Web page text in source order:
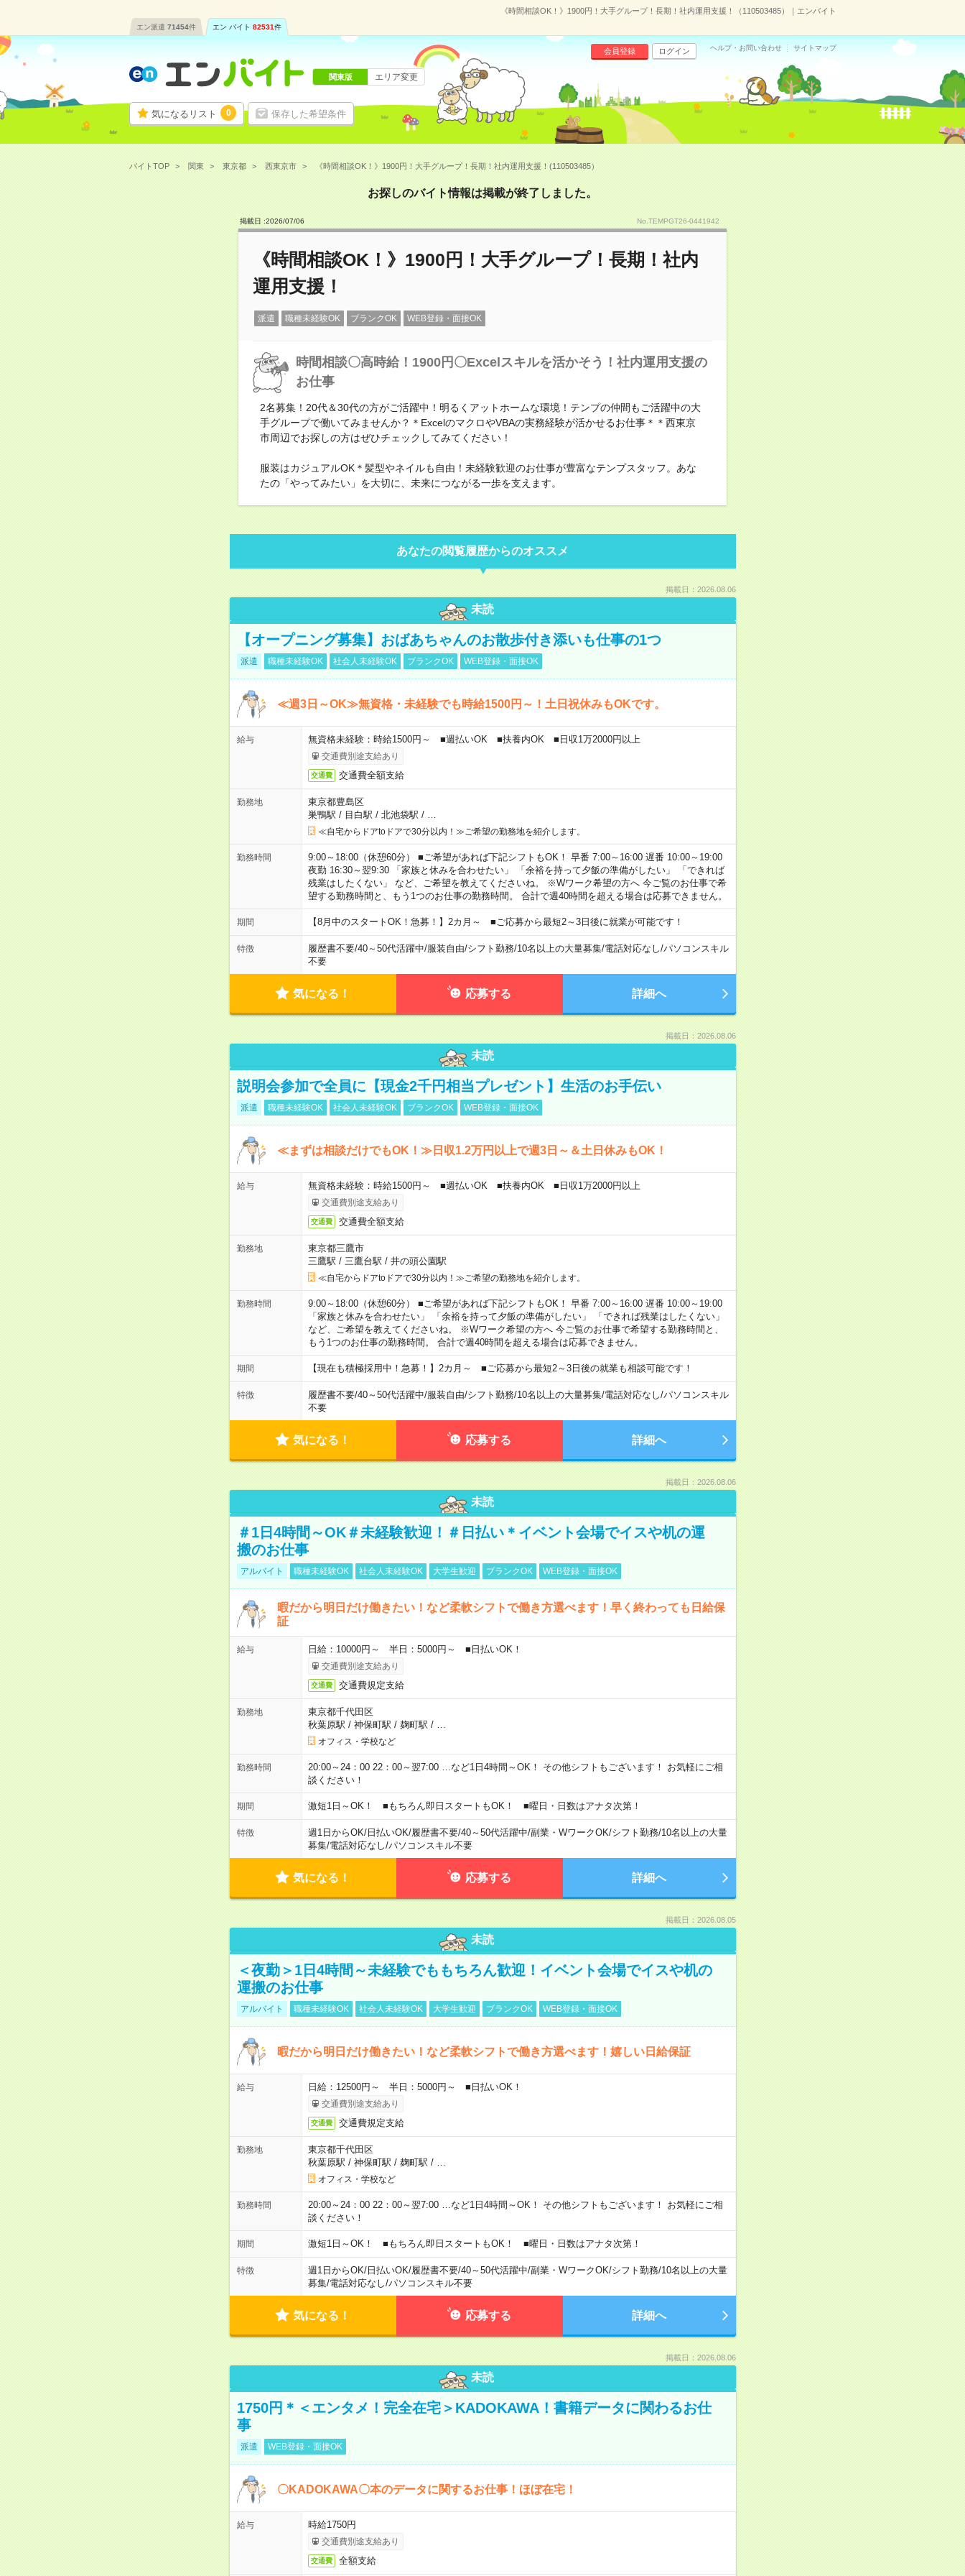
《時間相談OK！》1900円！大手グループ！長期！社内運用支援！（110503485）｜エンバイト
エン派遣 71454件 エン バイト 82531件
気になるリスト 0 保存した希望条件
会員登録 ログイン ヘルプ・お問い合わせ サイトマップ
関東版 エリア変更
バイトTOP 関東 東京都 西東京市 《時間相談OK！》1900円！大手グループ！長期！社内運用支援！(110503485）
お探しのバイト情報は掲載が終了しました。
掲載日 :2026/07/06 No.TEMPGT26-0441942
《時間相談OK！》1900円！大手グループ！長期！社内
運用支援！
派遣 職種未経験OK ブランクOK WEB登録・面接OK
時間相談〇高時給！1900円〇Excelスキルを活かそう！社内運用支援の
お仕事
2名募集！20代＆30代の方がご活躍中！明るくアットホームな環境！テンプの仲間もご活躍中の大
手グループで働いてみませんか？＊ExcelのマクロやVBAの実務経験が活かせるお仕事＊＊西東京
市周辺でお探しの方はぜひチェックしてみてください！
服装はカジュアルOK＊髪型やネイルも自由！未経験歓迎のお仕事が豊富なテンプスタッフ。あな
たの「やってみたい」を大切に、未来につながる一歩を支えます。
あなたの閲覧履歴からのオススメ
掲載日：2026.08.06
未読
【オープニング募集】おばあちゃんのお散歩付き添いも仕事の1つ
派遣 職種未経験OK 社会人未経験OK ブランクOK WEB登録・面接OK
≪週3日～OK≫無資格・未経験でも時給1500円～！土日祝休みもOKです。
給与 無資格未経験：時給1500円～ ■週払いOK ■扶養内OK ■日収1万2000円以上
交通費別途支給あり
交通費 交通費全額支給
勤務地
東京都豊島区
巣鴨駅 / 目白駅 / 北池袋駅 /
≪自宅からドアtoドアで30分以内！≫ご希望の勤務地を紹介します。
勤務時間
9:00～18:00（休憩60分） ■ご希望があれば下記シフトもOK！ 早番 7:00～16:00 遅番 10:00～19:00
夜勤 16:30～翌9:30 「家族と休みを合わせたい」 「余裕を持って夕飯の準備がしたい」 「できれば
残業はしたくない」 など、ご希望を教えてくださいね。 ※Wワーク希望の方へ 今ご覧のお仕事で希
望する勤務時間と、もう1つのお仕事の勤務時間。 合計で週40時間を超える場合は応募できません。
期間 【8月中のスタートOK！急募！】2カ月～ ■ご応募から最短2～3日後に就業が可能です！
特徴 履歴書不要/40～50代活躍中/服装自由/シフト勤務/10名以上の大量募集/電話対応なし/パソコンスキル
不要
気になる！ 応募する 詳細へ
掲載日：2026.08.06
未読
説明会参加で全員に【現金2千円相当プレゼント】生活のお手伝い
派遣 職種未経験OK 社会人未経験OK ブランクOK WEB登録・面接OK
≪まずは相談だけでもOK！≫日収1.2万円以上で週3日～＆土日休みもOK！
給与 無資格未経験：時給1500円～ ■週払いOK ■扶養内OK ■日収1万2000円以上
交通費別途支給あり
交通費 交通費全額支給
勤務地
東京都三鷹市
三鷹駅 / 三鷹台駅 / 井の頭公園駅
≪自宅からドアtoドアで30分以内！≫ご希望の勤務地を紹介します。
勤務時間
9:00～18:00（休憩60分） ■ご希望があれば下記シフトもOK！ 早番 7:00～16:00 遅番 10:00～19:00
「家族と休みを合わせたい」 「余裕を持って夕飯の準備がしたい」 「できれば残業はしたくない」
など、ご希望を教えてくださいね。 ※Wワーク希望の方へ 今ご覧のお仕事で希望する勤務時間と、
もう1つのお仕事の勤務時間。 合計で週40時間を超える場合は応募できません。
期間 【現在も積極採用中！急募！】2カ月～ ■ご応募から最短2～3日後の就業も相談可能です！
特徴 履歴書不要/40～50代活躍中/服装自由/シフト勤務/10名以上の大量募集/電話対応なし/パソコンスキル
不要
気になる！ 応募する 詳細へ
掲載日：2026.08.06
未読
＃1日4時間～OK＃未経験歓迎！＃日払い＊イベント会場でイスや机の運
搬のお仕事
アルバイト 職種未経験OK 社会人未経験OK 大学生歓迎 ブランクOK WEB登録・面接OK
暇だから明日だけ働きたい！など柔軟シフトで働き方選べます！早く終わっても日給保
証
給与 日給：10000円～ 半日：5000円～ ■日払いOK！
交通費別途支給あり
交通費 交通費規定支給
勤務地
東京都千代田区
秋葉原駅 / 神保町駅 / 麹町駅 /
オフィス・学校など
勤務時間
20:00～24：00 22：00～翌7:00 …など1日4時間～OK！ その他シフトもございます！ お気軽にご相
談ください！
期間 激短1日～OK！ ■もちろん即日スタートもOK！ ■曜日・日数はアナタ次第！
特徴 週1日からOK/日払いOK/履歴書不要/40～50代活躍中/副業・WワークOK/シフト勤務/10名以上の大量
募集/電話対応なし/パソコンスキル不要
気になる！ 応募する 詳細へ
掲載日：2026.08.05
未読
＜夜勤＞1日4時間～未経験でももちろん歓迎！イベント会場でイスや机の
運搬のお仕事
アルバイト 職種未経験OK 社会人未経験OK 大学生歓迎 ブランクOK WEB登録・面接OK
暇だから明日だけ働きたい！など柔軟シフトで働き方選べます！嬉しい日給保証
給与 日給：12500円～ 半日：5000円～ ■日払いOK！
交通費別途支給あり
交通費 交通費規定支給
勤務地
東京都千代田区
秋葉原駅 / 神保町駅 / 麹町駅 /
オフィス・学校など
勤務時間
20:00～24：00 22：00～翌7:00 …など1日4時間～OK！ その他シフトもございます！ お気軽にご相
談ください！
期間 激短1日～OK！ ■もちろん即日スタートもOK！ ■曜日・日数はアナタ次第！
特徴 週1日からOK/日払いOK/履歴書不要/40～50代活躍中/副業・WワークOK/シフト勤務/10名以上の大量
募集/電話対応なし/パソコンスキル不要
気になる！ 応募する 詳細へ
掲載日：2026.08.06
未読
1750円＊＜エンタメ！完全在宅＞KADOKAWA！書籍データに関わるお仕
事
派遣 WEB登録・面接OK
〇KADOKAWA〇本のデータに関するお仕事！ほぼ在宅！
給与 時給1750円
交通費別途支給あり
交通費 全額支給